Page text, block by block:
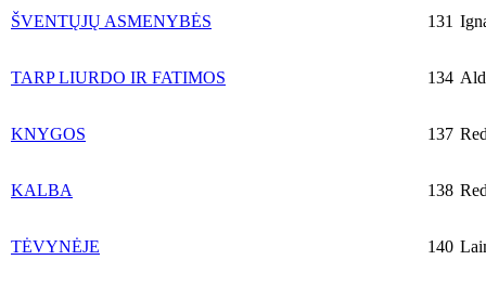
ŠVENTŲJŲ ASMENYBĖS 131
TARP LIURDO IR FATIMOS 134
KNYGOS 137
KALBA 138
TĖVYNĖJE 140